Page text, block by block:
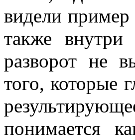
видели пример
также внутри
разворот не
того, которые
понимается